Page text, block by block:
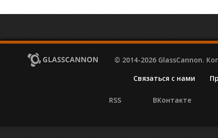
© 2014-2026 GlassCannon.
Связаться с нами
RSS ВКонтакте